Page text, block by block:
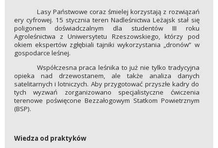
Lasy Państwowe coraz śmielej korzystają z rozwiązań
ery cyfrowej. 15 stycznia teren Nadleśnictwa Leżajsk stał się
poligonem doświadczalnym dla studentów III roku
Agroleśnictwa z Uniwersytetu Rzeszowskiego, którzy pod
okiem ekspertów zgłębiali tajniki wykorzystania „dronów” w
gospodarce leśnej.
Współczesna praca leśnika to już nie tylko tradycyjna
opieka nad drzewostanem, ale także analiza danych
satelitarnych i lotniczych. Aby przygotować przyszłe kadry do
tych wyzwań zorganizowano specjalistyczne ćwiczenia
terenowe poświęcone Bezzałogowym Statkom Powietrznym
(BSP).
Wiedza od praktyków